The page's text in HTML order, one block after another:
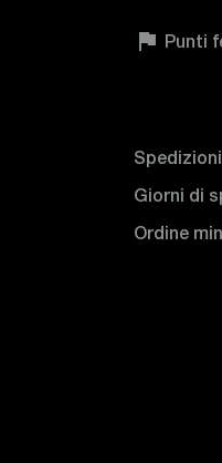
 Punti
Giorni di
Ordine